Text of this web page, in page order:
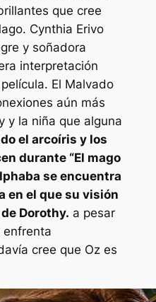
que cree
Cynthia Erivo
y soñadora
interpretación
El Malvado
aún más
y la niña que alguna
el arcoíris y los
durante “El mago
se encuentra
en el que su visión
Dorothy. a pesar
cree que Oz es